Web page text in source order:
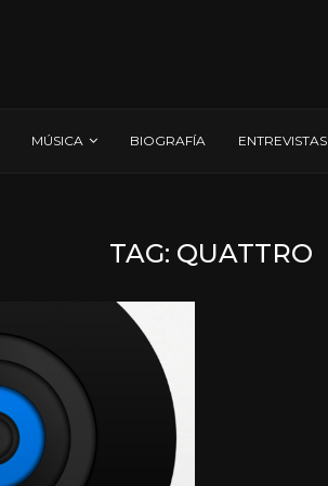
MÚSICA BIOGRAFÍA ENTREVISTAS
TAG: QUATTRO